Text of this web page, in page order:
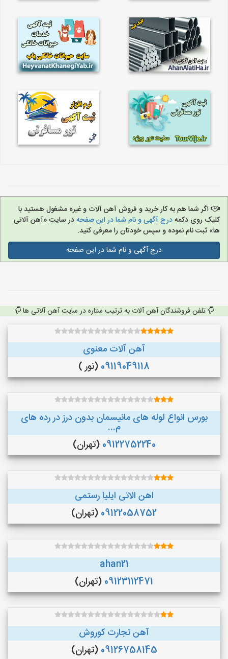
اگر شما هم به کار خرید و فروش آهن آلات و غیره مشغول هستید با
کلیک روی دکمهدرج آگهی و نام شما در این صفحهدر سایت «آهن آلاتی
ها» ثبت نام نموده و سپس خودتان را معرفی کنید.
درج آگهی و نام شما در این صفحه
تلفن فروشندگان آهن آلات به ترتیب ستاره در سایت آهن آلاتی ها
آهن آلات معنوی
09119049118 (نور )
بورس انواع لوله های مانیسمان بدون درز در رده های
م...
09122752240 (تهران)
اهن الاتی ایلیا رستمی
09122058752 (تهران)
ahan21
09123112471 (تهران)
آهن تجارت کوروش
09126758145 (تهران)